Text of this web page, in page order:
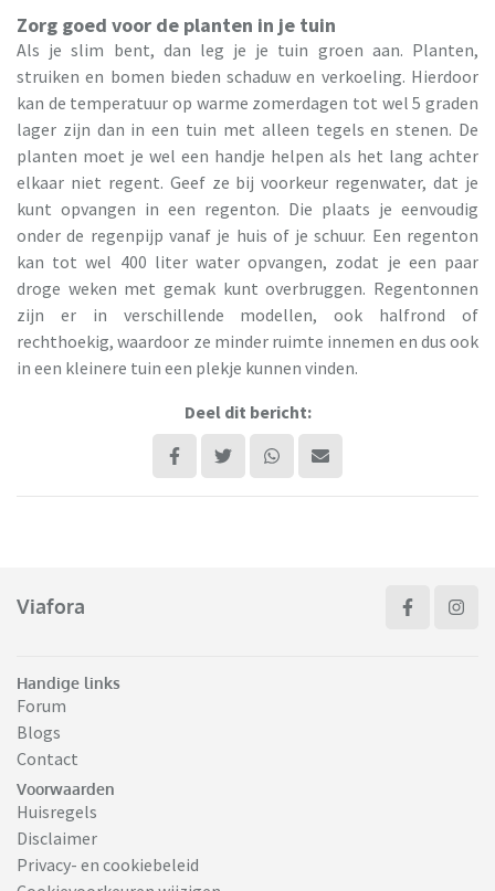
Zorg goed voor de planten in je tuin
Als je slim bent, dan leg je je tuin groen aan. Planten,
struiken en bomen bieden schaduw en verkoeling. Hierdoor
kan de temperatuur op warme zomerdagen tot wel 5 graden
lager zijn dan in een tuin met alleen tegels en stenen. De
planten moet je wel een handje helpen als het lang achter
elkaar niet regent. Geef ze bij voorkeur regenwater, dat je
kunt opvangen in een regenton. Die plaats je eenvoudig
onder de regenpijp vanaf je huis of je schuur. Een regenton
kan tot wel 400 liter water opvangen, zodat je een paar
droge weken met gemak kunt overbruggen. Regentonnen
zijn er in verschillende modellen, ook halfrond of
rechthoekig, waardoor ze minder ruimte innemen en dus ook
in een kleinere tuin een plekje kunnen vinden.
Deel dit bericht:
Viafora
Handige links
Forum
Blogs
Contact
Voorwaarden
Huisregels
Disclaimer
Privacy- en cookiebeleid